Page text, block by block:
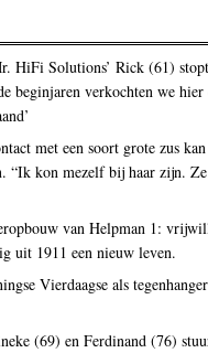
HiFi Solutions’ Rick (61)
beginjaren verkochten we hier
met een soort grote zus
“Ik kon mezelf bij haar zijn.
van Helpman 1:
uit 1911 een nieuw leven.
Vierdaagse als
(69) en Ferdinand (76)